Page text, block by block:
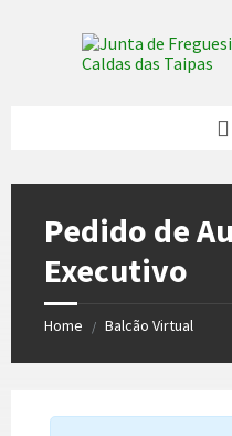
Pedido de
Executivo
Home / Balcão Virtual